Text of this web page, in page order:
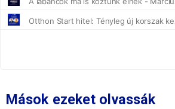
Mások ezeket olvassák